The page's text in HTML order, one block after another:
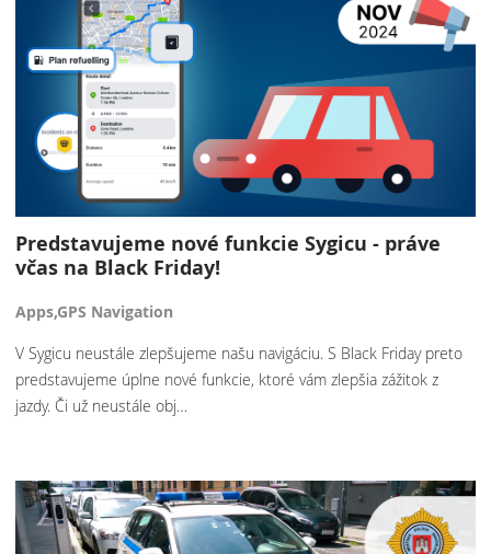
Predstavujeme nové funkcie Sygicu - práve
včas na Black Friday!
Apps,GPS Navigation
V Sygicu neustále zlepšujeme našu navigáciu. S Black Friday preto
predstavujeme úplne nové funkcie, ktoré vám zlepšia zážitok z
jazdy. Či už neustále obj…